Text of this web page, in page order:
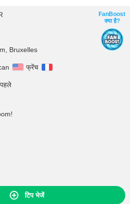
Bruxelles
फ्रेंच
FanBoost
क्या है?
टिप भेजें